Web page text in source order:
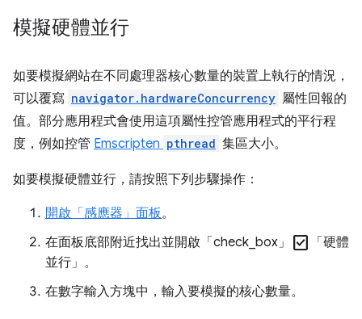
模擬硬體並行
如要模擬網站在不同處理器核心數量的裝置上執行的情況，
可以覆寫 navigator.hardwareConcurrency 屬性回報的
值。部分應用程式會使用這項屬性控管應用程式的平行程
度，例如控管 Emscripten pthread 集區大小。
如要模擬硬體並行，請按照下列步驟操作：
開啟「感應器」 面板。
在面板底部附近找出並開啟「check_box」 check_box 「硬體
並行」 。
在數字輸入方塊中，輸入要模擬的核心數量。